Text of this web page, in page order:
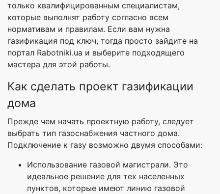
только квалифицированным специалистам,
которые выполнят работу согласно всем
нормативам и правилам. Если вам нужна
газификация под ключ, тогда просто зайдите на
портал Rabotniki.ua и выберите подходящего
мастера для этой работы.
Как сделать проект газификации
дома
Прежде чем начать проектную работу, следует
выбрать тип газоснабжения частного дома.
Подключение к газу возможно двумя способами:
Использование газовой магистрали. Это
идеальное решение для тех населенных
пунктов, которые имеют линию газовой